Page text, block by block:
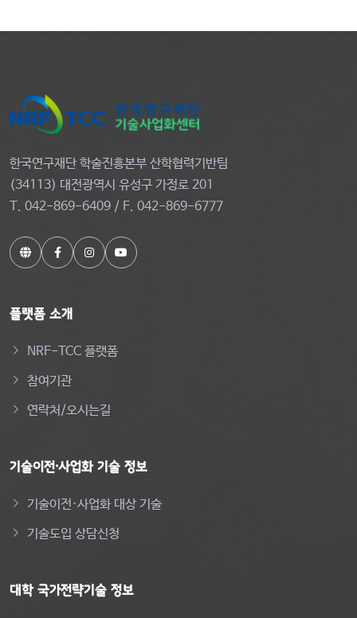
한국연구재단 학술진흥본부 산학협력기반팀
(34113) 대전광역시 유성구 가정로 201
T. 042-869-6409 / F. 042-869-6777
플랫폼 소개
NRF-TCC 플랫폼
참여기관
연락처/오시는길
기술이전·사업화 기술 정보
기술이전·사업화 대상 기술
기술도입 상담신청
대학 국가전략기술 정보